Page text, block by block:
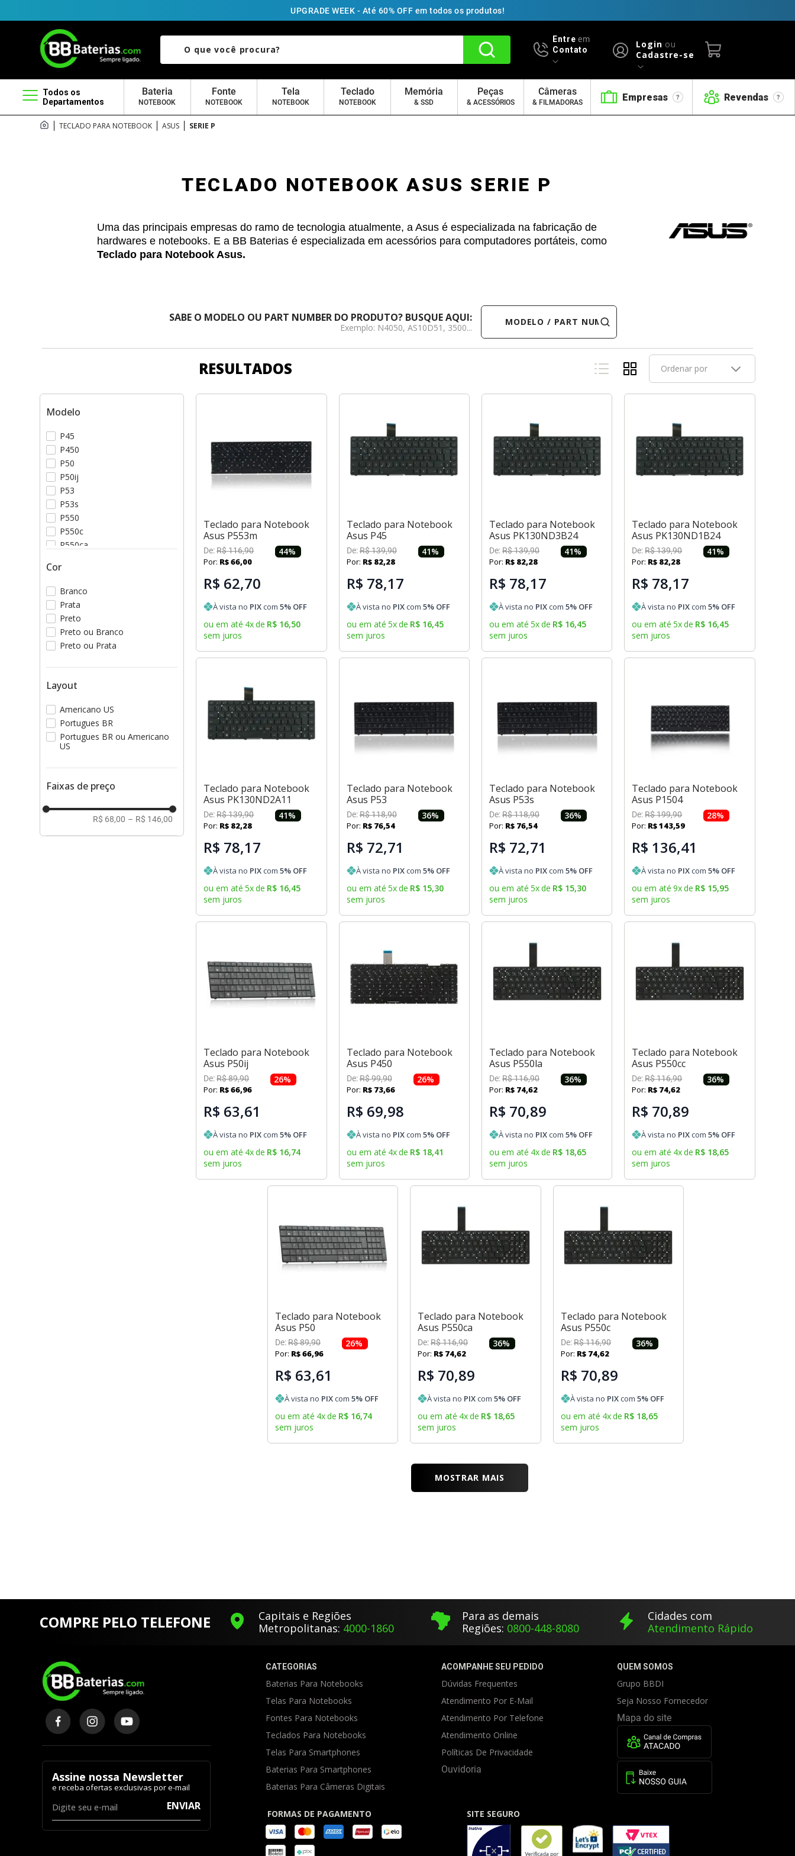
UPGRADE WEEK - Até 60% OFF em todos os produtos!
O que você procura? Entre em
Contato
Login ou
Cadastre-se
Todos os
Departamentos
Bateria
NOTEBOOK
Fonte
NOTEBOOK
Tela
NOTEBOOK
Teclado
NOTEBOOK
Memória
& SSD
Peças
& ACESSÓRIOS
Câmeras
& FILMADORAS Empresas Revendas
TECLADO PARA NOTEBOOK ASUS SERIE P
TECLADO NOTEBOOK ASUS SERIE P
Uma das principais empresas do ramo de tecnologia atualmente, a Asus é especializada na fabricação de
hardwares e notebooks. E a BB Baterias é especializada em acessórios para computadores portáteis, como
Teclado para Notebook Asus.
SABE O MODELO OU PART NUMBER DO PRODUTO? BUSQUE AQUI:
Exemplo: N4050, AS10D51, 3500...
MODELO / PART NUMBER
Modelo
P45
P450
P50
P50ij
P53
P53s
P550
P550c
P550ca
Cor
Branco
Prata
Preto
Preto ou Branco
Preto ou Prata
Layout
Americano US
Portugues BR
Portugues BR ou Americano
US
Faixas de preço
R$ 68,00 – R$ 146,00
RESULTADOS Ordenar por
Teclado para Notebook
Asus P553m
De:R$116,90 44%
Por: R$66,00
R$ 62,70
À vista no PIXcom5% OFF
ou em até 4xde R$ 16,50
sem juros
Teclado para Notebook
Asus P45
De:R$139,90 41%
Por: R$ 82,28
R$ 78,17
À vista no PIXcom 5% OFF
ou em até 5xde R$ 16,45
sem juros
Teclado para Notebook
Asus PK130ND3B24
De:R$139,90 41%
Por: R$ 82,28
R$ 78,17
À vista no PIXcom 5% OFF
ou em até 5xde R$ 16,45
sem juros
Teclado para Notebook
Asus PK130ND1B24
De:R$139,90 41%
Por: R$ 82,28
R$ 78,17
À vista no PIXcom5% OFF
ou em até 5xde R$ 16,45
sem juros
Teclado para Notebook
Asus PK130ND2A11
De:R$139,90 41%
Por: R$ 82,28
R$ 78,17
À vista no PIXcom5% OFF
ou em até 5xde R$ 16,45
sem juros
Teclado para Notebook
Asus P53
De:R$118,90 36%
Por: R$ 76,54
R$ 72,71
À vista no PIXcom 5% OFF
ou em até 5xde R$ 15,30
sem juros
Teclado para Notebook
Asus P53s
De:R$118,90 36%
Por: R$ 76,54
R$ 72,71
À vista no PIXcom 5% OFF
ou em até 5xde R$ 15,30
sem juros
Teclado para Notebook
Asus P1504
De:R$199,90 28%
Por: R$143,59
R$ 136,41
À vista no PIXcom5% OFF
ou em até 9xde R$ 15,95
sem juros
Teclado para Notebook
Asus P50ij
De:R$89,90 26%
Por: R$66,96
R$ 63,61
À vista no PIXcom5% OFF
ou em até 4xde R$ 16,74
sem juros
Teclado para Notebook
Asus P450
De:R$99,90 26%
Por: R$ 73,66
R$ 69,98
À vista no PIXcom 5% OFF
ou em até 4xde R$ 18,41
sem juros
Teclado para Notebook
Asus P550la
De:R$116,90 36%
Por: R$ 74,62
R$ 70,89
À vista no PIXcom 5% OFF
ou em até 4xde R$ 18,65
sem juros
Teclado para Notebook
Asus P550cc
De:R$116,90 36%
Por: R$ 74,62
R$ 70,89
À vista no PIXcom5% OFF
ou em até 4xde R$ 18,65
sem juros
Teclado para Notebook
Asus P50
De:R$89,90 26%
Por: R$66,96
R$ 63,61
À vista no PIXcom 5% OFF
ou em até 4xde R$ 16,74
sem juros
Teclado para Notebook
Asus P550ca
De:R$116,90 36%
Por: R$ 74,62
R$ 70,89
À vista no PIXcom5% OFF
ou em até 4xde R$ 18,65
sem juros
Teclado para Notebook
Asus P550c
De:R$116,90 36%
Por: R$ 74,62
R$ 70,89
À vista no PIXcom 5% OFF
ou em até 4xde R$ 18,65
sem juros
MOSTRAR MAIS
COMPRE PELO TELEFONE
Capitais e Regiões
Metropolitanas: 4000-1860
Para as demais
Regiões: 0800-448-8080
Cidades com
Atendimento Rápido
Assine nossa Newsletter
ENVIAR
CATEGORIAS
Baterias Para Notebooks
Telas Para Notebooks
Fontes Para Notebooks
Teclados Para Notebooks
Telas Para Smartphones
Baterias Para Smartphones
Baterias Para Câmeras Digitais
ACOMPANHE SEU PEDIDO
Dúvidas Frequentes
Atendimento Por E-Mail
Atendimento Por Telefone
Atendimento Online
Políticas De Privacidade
Ouvidoria
QUEM SOMOS
Grupo BBDI
Seja Nosso Fornecedor
Mapa do site
FORMAS DE PAGAMENTO SITE SEGURO